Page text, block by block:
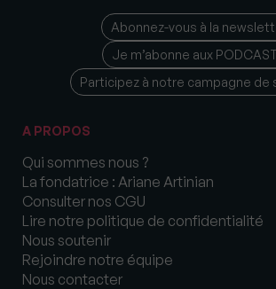
Abonnez-vous à la
Je m’abonne aux
Participez à notre campagne de
A PROPOS
Qui sommes nous ?
La fondatrice : Ariane Artinian
Consulter nos CGU
Lire notre politique de confidentialité
Nous soutenir
Rejoindre notre équipe
Nous contacter